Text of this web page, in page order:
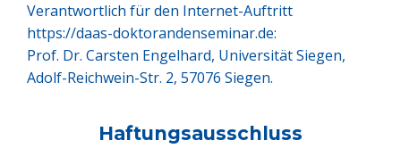
Verantwortlich für den Internet-Auftritt
https://daas-doktorandenseminar.de:
Prof. Dr. Carsten Engelhard, Universität Siegen,
Adolf-Reichwein-Str. 2, 57076 Siegen.
Haftungsausschluss